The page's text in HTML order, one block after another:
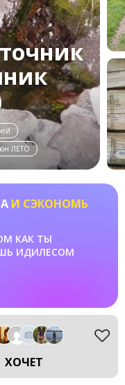
ЛЕТО
И СЭКОНОМЬ
КАК ТЫ
ИДИЛЕСОМ
ХОЧЕТ